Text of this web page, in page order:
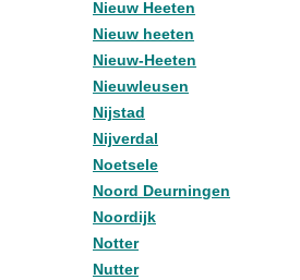
Nieuw Heeten
Nieuw heeten
Nieuw-Heeten
Nieuwleusen
Nijstad
Nijverdal
Noetsele
Noord Deurningen
Noordijk
Notter
Nutter